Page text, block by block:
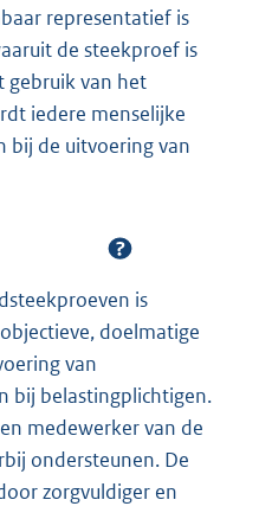
representatief is
de steekproef is
gebruik van het
iedere menselijke
bij de uitvoering van
is
doelmatige
van
bij belastingplichtigen.
medewerker van de
ondersteunen. De
zorgvuldiger en